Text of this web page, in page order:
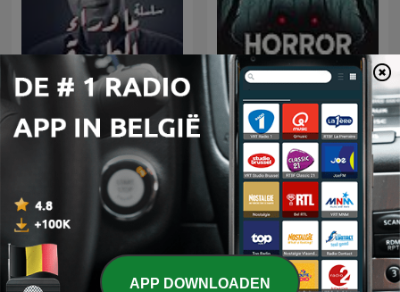
سلسلة ما وراء الطبيعة Horror Stories
APP DOWNLOADEN